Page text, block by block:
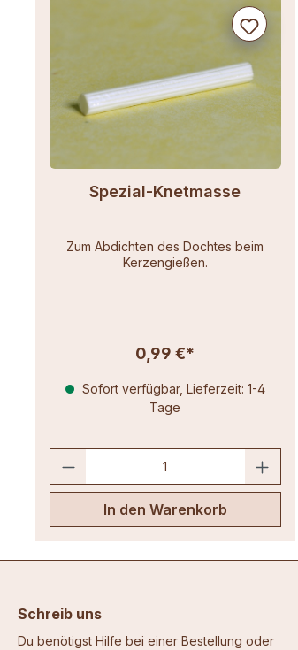
Spezial-Knetmasse
Zum Abdichten des Dochtes beim
Kerzengießen.
0,99 €*
Sofort verfügbar, Lieferzeit: 1-4
Tage
In den Warenkorb
Schreib uns
Du benötigst Hilfe bei einer Bestellung oder